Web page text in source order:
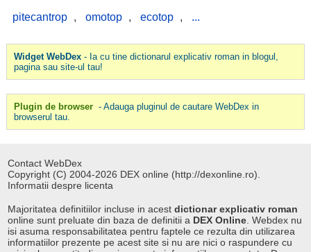
pitecantrop , omotop , ecotop , ...
Widget WebDex- Ia cu tine dictionarul explicativ roman in blogul,
pagina sau site-ul tau!
Plugin de browser - Adauga pluginul de cautare WebDex in
browserul tau.
Contact WebDex
Copyright (C) 2004-2026 DEX online (http://dexonline.ro).
Informatii despre licenta
Majoritatea definitiilor incluse in acestdictionar explicativ roman
online sunt preluate din baza de definitii a DEX Online . Webdex nu
isi asuma responsabilitatea pentru faptele ce rezulta din utilizarea
informatiilor prezente pe acest site si nu are nici o raspundere cu